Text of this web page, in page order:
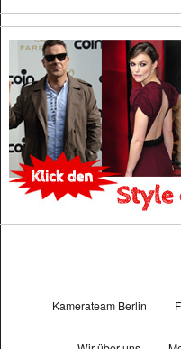
Kamerateam Berlin